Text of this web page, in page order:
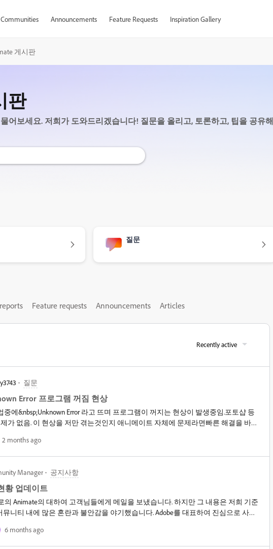
Announcements Feature Requests Inspiration Gallery
게시판
판
어보세요. 저희가 도와드리겠습니다! 질문을 올리고, 토론하고, 팁을 공유해
질문
Feature requests Announcements Articles
Recently active
질문
Error 프로그램 꺼짐 현상
중에&nbsp;Unknown Error 라고 뜨며 프로그램이 꺼지는 현상이 발생중임.포토샵 등
가 없음. 이 현상을 저만 겪는것인지 애니메이트 자체에 문제라면빠른 해결을 바람.
2 months ago
Manager 공지사항
황 업데이트
의 Animate의 대하여 고객님들에게 메일을 보냈습니다. 하지만 그 내용은 저희 기준
뮤니티 내에 많은 혼란과 불안감을 야기했습니다. Adobe를 대표하여 진심으로 사과
고객에게 이메일을 발송할 예정이지만, 몇 가지 사항을 간략하게 알려드리고
모드에 있는 애플리케이션에 대한 당사의 표준 접근 방식,2) Adobe Animate에 대한
재 상태,3) 애플리케이션 개발 상태와 관계없이 고객 여러분이 항상 콘텐츠에 액세
6 months ago